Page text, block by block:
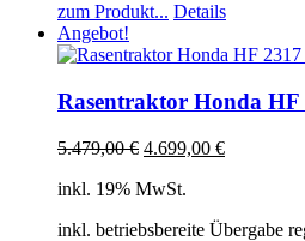
zum Produkt... Details
Angebot!
Rasentraktor Honda
5.479,00€ 4.699,00 €
inkl. 19% MwSt.
inkl. betriebsbereite Übergabe